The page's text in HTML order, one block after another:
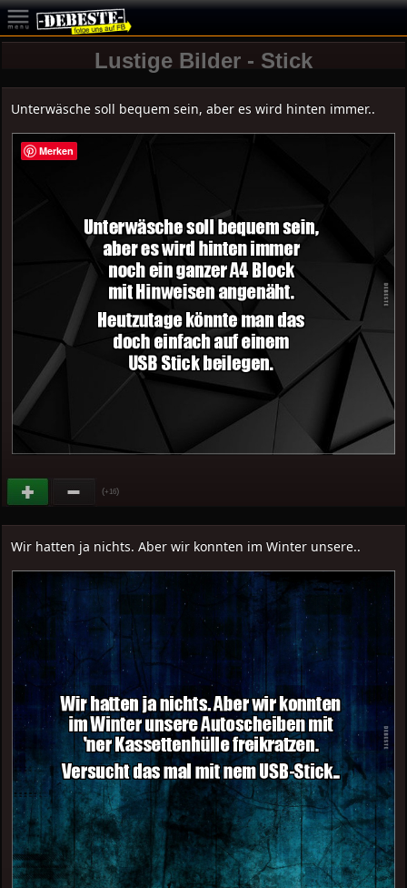
Lustige Bilder - Stick
Unterwäsche soll bequem sein, aber es wird hinten immer..
(+16)
Wir hatten ja nichts. Aber wir konnten im Winter unsere..
Merken